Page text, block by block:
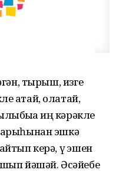
тырыш, изге
атай, олатай,
иң кәрәкле
эшкә
керә, үҙ эшен
йәшәй. Әсәйебеҙ